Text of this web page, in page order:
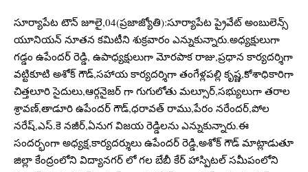
సూర్యాపేట టౌన్ జూలై,04(ప్రజాజ్యోతి):సూర్యాపేట ప్రైవేట్ అంబులెన్స్
యూనియన్ నూతన కమిటీని శుక్రవారం ఎన్నుకున్నారు.అధ్యక్షులుగా
గడ్డం ఉపేందర్ రెడ్డి, ఉపాధ్యక్షులుగా మోరపాక రాజు,ప్రధాన కార్యదర్శిగా
వట్టికూటి అశోక్ గౌడ్,సహాయ కార్యదర్శిగా తంగేళ్లపల్లి కృష్ణ,కోశాధికారిగా
చిత్తలూరి సైదులు,ఆర్గనైజర్ గా గుగులోతు మల్సూర్,సభ్యులుగా తరాల
శ్రావణ్,తాడూరి ఉపేందర్ గౌడ్,ధరావత్ రాము,పేరం నరేందర్,పోల
నరేష్,ఎస్.కె నజీర్,ఏనుగ విజయ రెడ్డిలను ఎన్నుకున్నారు.ఈ
సందర్భంగా అధ్యక్ష,కార్యదర్శులు ఉపేందర్ రెడ్డి,అశోక్ గౌడ్ మాట్లాడుతూ
జిల్లా కేంద్రంలోని విద్యానగర్ లో గల బేబీ కేర్ హాస్పిటల్ సమీపంలోని